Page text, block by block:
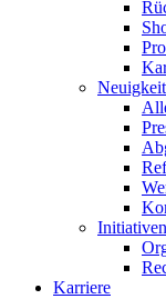
Initiativen
Karriere